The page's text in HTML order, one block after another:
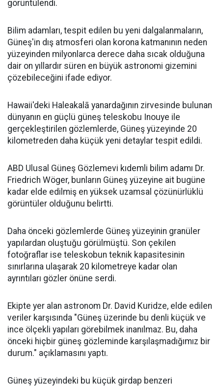
görüntülendi.
Bilim adamları, tespit edilen bu yeni dalgalanmaların,
Güneş'in dış atmosferi olan korona katmanının neden
yüzeyinden milyonlarca derece daha sıcak olduğuna
dair on yıllardır süren en büyük astronomi gizemini
çözebileceğini ifade ediyor.
Hawaii'deki Haleakalā yanardağının zirvesinde bulunan
dünyanın en güçlü güneş teleskobu Inouye ile
gerçekleştirilen gözlemlerde, Güneş yüzeyinde 20
kilometreden daha küçük yeni detaylar tespit edildi.
ABD Ulusal Güneş Gözlemevi kıdemli bilim adamı Dr.
Friedrich Wöger, bunların Güneş yüzeyine ait bugüne
kadar elde edilmiş en yüksek uzamsal çözünürlüklü
görüntüler olduğunu belirtti.
Daha önceki gözlemlerde Güneş yüzeyinin granüler
yapılardan oluştuğu görülmüştü. Son çekilen
fotoğraflar ise teleskobun teknik kapasitesinin
sınırlarına ulaşarak 20 kilometreye kadar olan
ayrıntıları gözler önüne serdi.
Ekipte yer alan astronom Dr. David Kuridze, elde edilen
veriler karşısında "Güneş üzerinde bu denli küçük ve
ince ölçekli yapıları görebilmek inanılmaz. Bu, daha
önceki hiçbir güneş gözleminde karşılaşmadığımız bir
durum." açıklamasını yaptı.
Güneş yüzeyindeki bu küçük girdap benzeri